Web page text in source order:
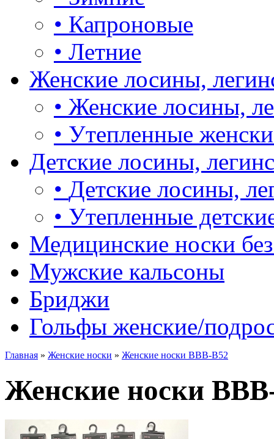
• Капроновые
• Летние
Женские лосины,
• Женские лосины,
• Утепленные
Детские лосины,
• Детские лосины,
• Утепленные
Медицинские носки
Мужские кальсоны
Бриджи
Гольфы женские/
Главная » Женские носки » Женские носки BBB-B52
Женские носки